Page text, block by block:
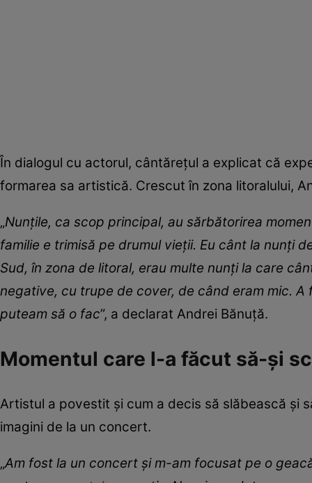
În dialogul cu actorul, cântărețul a explicat că
formarea sa artistică. Crescut în zona litoralului,
„Nunțile, ca scop principal, au sărbătorirea
familie e trimisă pe drumul vieții. Eu cânt la nunți
Sud, în zona de litoral, erau multe nunți la care
negative, cu trupe de cover, de când eram mic.
puteam să o fac”, a declarat Andrei Bănuță.
Momentul care l-a făcut să-și
Artistul a povestit și cum a decis să slăbească și
imagini de la un concert.
„Am fost la un concert și m-am focusat pe o